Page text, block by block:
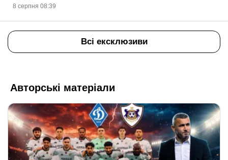
8 серпня 08:39
Всі ексклюзиви
Авторські матеріали